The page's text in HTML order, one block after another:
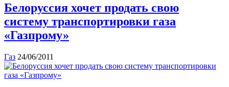
Белоруссия хочет продать свою
систему транспортировки газа
«Газпрому»
Газ 24/06/2011